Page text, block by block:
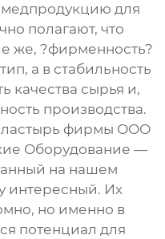
медпродукцию для
полагают, что
же, ?фирменность?
а в стабильность
качества сырья и,
производства.
фирмы ООО
Оборудование —
на нашем
интересный. Их
но именно в
потенциал для